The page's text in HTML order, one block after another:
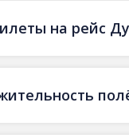
на рейс